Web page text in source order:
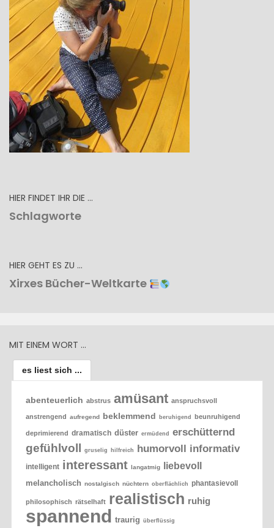
HIER FINDET IHR DIE …
Schlagworte
HIER GEHT ES ZU …
Xirxes Bücher-Weltkarte
MIT EINEM WORT …
es liest sich ...
abenteuerlich abstrus amüsant anspruchsvoll
anstrengend aufregend beklemmend beruhigend beunruhigend
deprimierend dramatisch düster ermüdend erschütternd
gefühlvoll gruselig hilfreich humorvoll informativ
intelligent interessant langatmig liebevoll
melancholisch nostalgisch nüchtern oberflächlich phantasievoll
philosophisch rätselhaft realistisch ruhig
spannend traurig überflüssig